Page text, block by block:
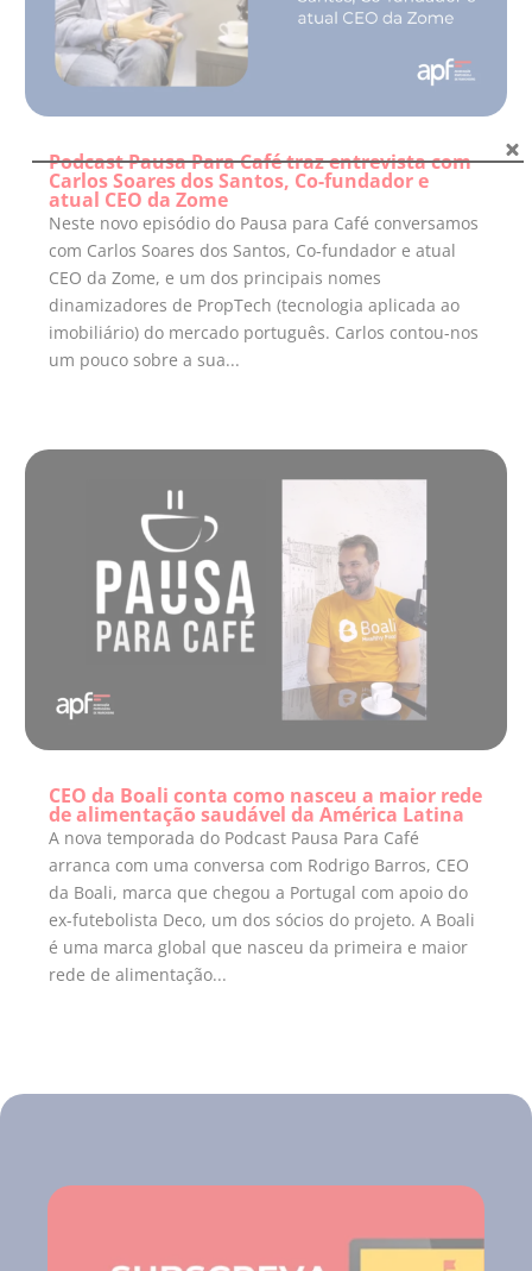
Podcast Pausa Para Café traz entrevista com
Carlos Soares dos Santos, Co-fundador e
atual CEO da Zome
Neste novo episódio do Pausa para Café conversamos
com Carlos Soares dos Santos, Co-fundador e atual
CEO da Zome, e um dos principais nomes
dinamizadores de PropTech (tecnologia aplicada ao
imobiliário) do mercado português. Carlos contou-nos
um pouco sobre a sua...
CEO da Boali conta como nasceu a maior rede
de alimentação saudável da América Latina
A nova temporada do Podcast Pausa Para Café
arranca com uma conversa com Rodrigo Barros, CEO
da Boali, marca que chegou a Portugal com apoio do
ex-futebolista Deco, um dos sócios do projeto. A Boali
é uma marca global que nasceu da primeira e maior
rede de alimentação...